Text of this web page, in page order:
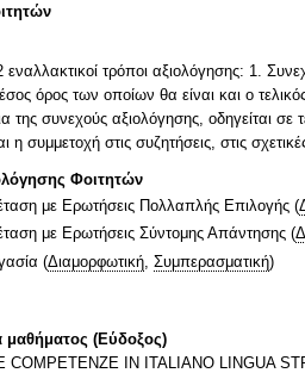
εναλλακτικοί τρόποι αξιολόγησης: 1.
όρος των οποίων θα είναι και ο
της συνεχούς αξιολόγησης, οδηγείται σε
η συμμετοχή στις συζητήσεις, στις
Φοιτητών
με Ερωτήσεις Πολλαπλής Επιλογής (
με Ερωτήσεις Σύντομης Απάντησης (
(Διαμορφωτική Συμπερασματική)
μαθήματος (Εύδοξος)
COMPETENZE IN ITALIANO LINGUA